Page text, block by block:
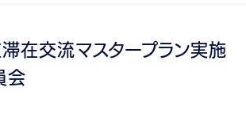
在交流マスタープラン実施
会